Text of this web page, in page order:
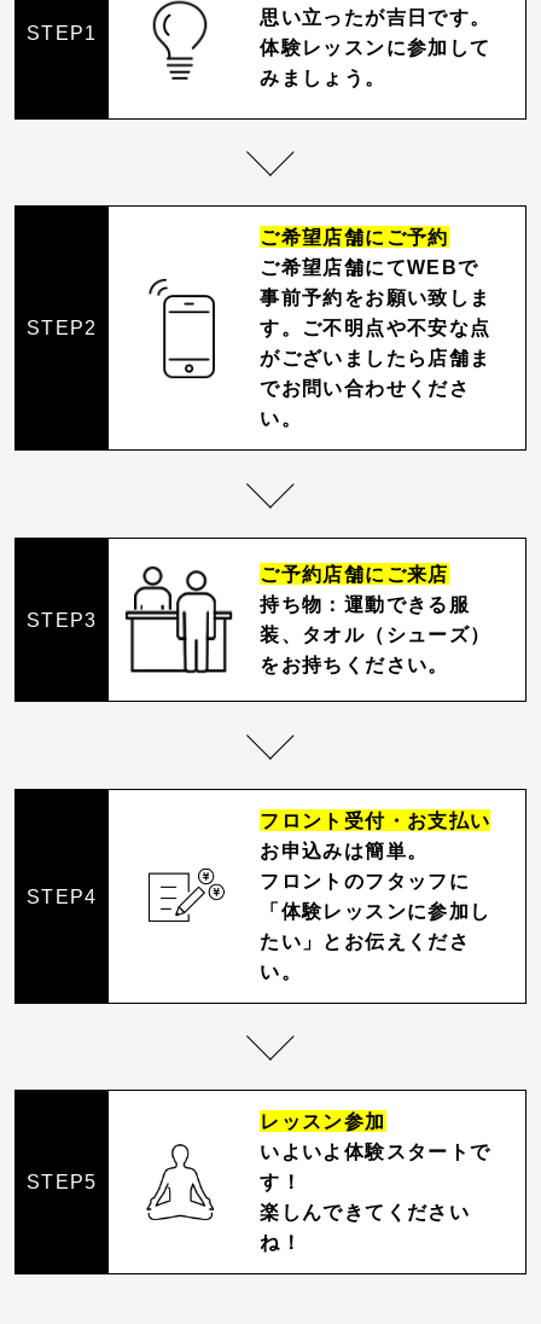
STEP1
思い立ったが吉日です。
体験レッスンに参加して
みましょう。
STEP2
ご希望店舗にご予約
ご希望店舗にてWEBで
事前予約をお願い致しま
す。ご不明点や不安な点
がございましたら店舗ま
でお問い合わせくださ
い。
STEP3
ご予約店舗にご来店
持ち物：運動できる服
装、タオル（シューズ）
をお持ちください。
STEP4
フロント受付・お支払い
お申込みは簡単。
フロントのフタッフに
「体験レッスンに参加し
たい」とお伝えくださ
い。
STEP5
レッスン参加
いよいよ体験スタートで
す！
楽しんできてください
ね！